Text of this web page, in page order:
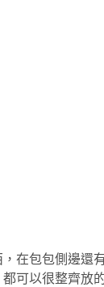
在包包側邊還
可以很整齊放